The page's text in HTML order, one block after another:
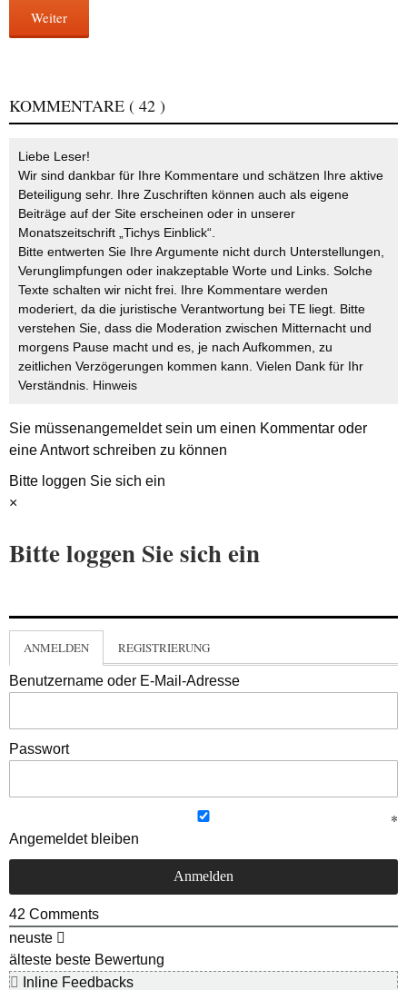
Weiter
KOMMENTARE ( 42 )
Liebe Leser!
Wir sind dankbar für Ihre Kommentare und schätzen Ihre aktive
Beteiligung sehr. Ihre Zuschriften können auch als eigene
Beiträge auf der Site erscheinen oder in unserer
Monatszeitschrift „Tichys Einblick“.
Bitte entwerten Sie Ihre Argumente nicht durch Unterstellungen,
Verunglimpfungen oder inakzeptable Worte und Links. Solche
Texte schalten wir nicht frei. Ihre Kommentare werden
moderiert, da die juristische Verantwortung bei TE liegt. Bitte
verstehen Sie, dass die Moderation zwischen Mitternacht und
morgens Pause macht und es, je nach Aufkommen, zu
zeitlichen Verzögerungen kommen kann. Vielen Dank für Ihr
Verständnis. Hinweis
Sie müssenangemeldetsein um einen Kommentar oder
eine Antwort schreiben zu können
Bitte loggen Sie sich ein
×
Bitte loggen Sie sich ein
ANMELDEN REGISTRIERUNG
Benutzername oder E-Mail-Adresse
Passwort
Angemeldet bleiben
42 Comments
neuste
älteste beste Bewertung
Inline Feedbacks